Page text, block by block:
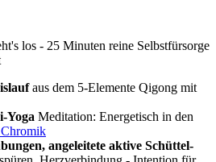
los - 25 Minuten reine Selbstfürsorge
aus dem 5-Elemente Qigong mit
Yoga Meditation: Energetisch in den
angeleitete aktive Schüttel-